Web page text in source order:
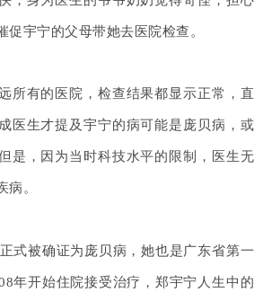
促宇宁的父母带她去医院检查。
所有的医院，检查结果都显示正常，直
医生才提及宇宁的病可能是庞贝病，或
是，因为当时科技水平的限制，医生无
病。
式被确证为庞贝病，她也是广东省第一
年开始住院接受治疗，郑宇宁人生中的